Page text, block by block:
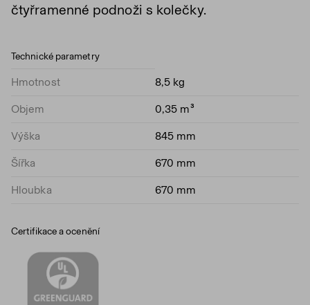
čtyřramenné podnoži s kolečky.
Technické parametry
Hmotnost 8,5 kg
Objem 0,35 m³
Výška 845 mm
Šířka 670 mm
Hloubka 670 mm
Certifikace a ocenění